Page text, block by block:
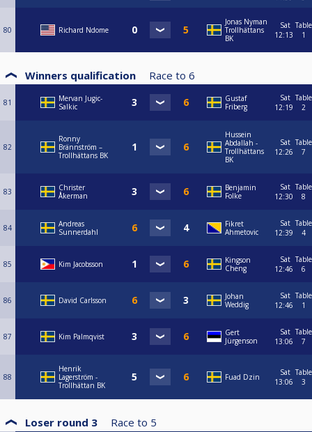
80 Richard Ndome
Jonas Nyman
Trollhättans
BK
Sat
12:13
Table
1
Winners qualification Race to 6
81
Mervan Jugic-
Salkic
Gustaf
Friberg
Sat
12:19
Table
2
82
Ronny
Brännström –
Trollhättans BK
Hussein
Abdallah -
Trollhättans
BK
Sat
12:26
Table
7
83
Christer
Åkerman
Benjamin
Folke
Sat
12:30
Table
8
84
Andreas
Sunnerdahl
Fikret
Ahmetovic
Sat
12:39
Table
4
85 Kim Jacobsson
Kingson
Cheng
Sat
12:46
Table
6
86 David Carlsson
Johan
Weddig
Sat
12:46
Table
1
87 Kim Palmqvist
Gert
Jürgenson
Sat
13:06
Table
7
88
Henrik
Lagerström -
Trollhättan BK
Fuad Dzin
Sat
13:06
Table
3
Loser round 3 Race to 5